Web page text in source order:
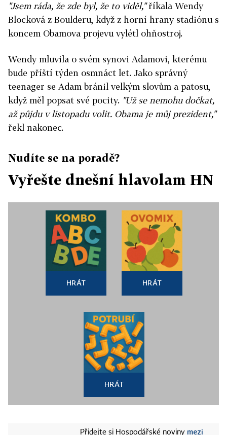
"Jsem ráda, že zde byl, že to viděl,"říkala Wendy
Blocková z Boulderu, když z horní hrany stadiónu s
koncem Obamova projevu vylétl ohňostroj.
Wendy mluvila o svém synovi Adamovi, kterému
bude příští týden osmnáct let. Jako správný
teenager se Adam bránil velkým slovům a patosu,
když měl popsat své pocity. "Už se nemohu dočkat,
až půjdu v listopadu volit. Obama je můj prezident,"
řekl nakonec.
Nudíte se na poradě?
Vyřešte dnešní hlavolam HN
HRÁT HRÁT
HRÁT
Přidejte si Hospodářské noviny mezi